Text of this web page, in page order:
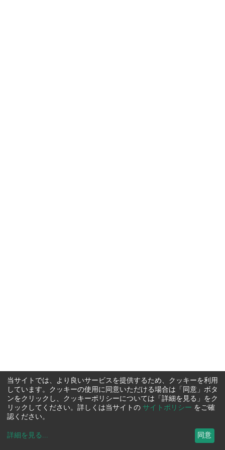
当サイトでは、より良いサービスを提供するため、クッキーを利用
しています。クッキーの使用に同意いただける場合は「同意」ボタ
ンをクリックし、クッキーポリシーについては「詳細を見る」をク
リックしてください。詳しくは当サイトの サイトポリシー をご確
認ください。
詳細を見る ... 同意